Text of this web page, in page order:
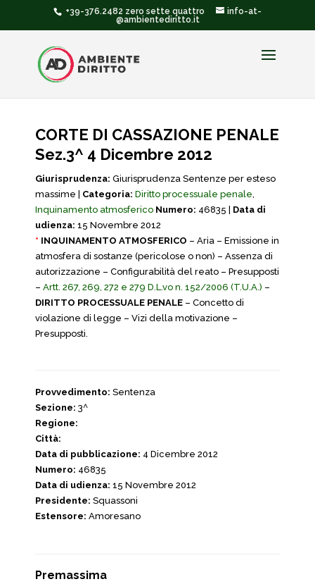
+39-376.2482 zero sette quattro
info-at-
@ambientediritto.it
CORTE DI CASSAZIONE PENALE
Sez.3^ 4 Dicembre 2012
Giurisprudenza: Giurisprudenza Sentenze per esteso
massime | Categoria: Diritto processuale penale,
Inquinamento atmosferico Numero: 46835 | Data di
udienza: 15 Novembre 2012
* INQUINAMENTO ATMOSFERICO – Aria – Emissione in
atmosfera di sostanze (pericolose o non) – Assenza di
autorizzazione – Configurabilità del reato – Presupposti
– Artt. 267, 269, 272 e 279 D.L.vo n. 152/2006 (T.U.A.) –
DIRITTO PROCESSUALE PENALE – Concetto di
violazione di legge – Vizi della motivazione –
Presupposti.
Provvedimento: Sentenza
Sezione: 3^
Regione:
Città:
Data di pubblicazione: 4 Dicembre 2012
Numero: 46835
Data di udienza: 15 Novembre 2012
Presidente: Squassoni
Estensore: Amoresano
Premassima